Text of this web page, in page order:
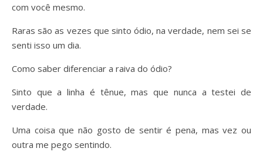
com você mesmo.
Raras são as vezes que sinto ódio, na verdade, nem sei se
senti isso um dia.
Como saber diferenciar a raiva do ódio?
Sinto que a linha é tênue, mas que nunca a testei de
verdade.
Uma coisa que não gosto de sentir é pena, mas vez ou
outra me pego sentindo.